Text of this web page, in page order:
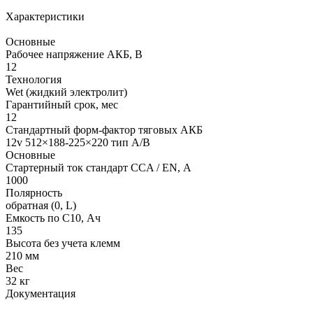
Характеристики
Основные
Рабочее напряжение АКБ, B
12
Технология
Wet (жидкий электролит)
Гарантийный срок, мес
12
Стандартный форм-фактор тяговых АКБ
12v 512×188-225×220 тип А/В
Основные
Стартерный ток стандарт CCA / EN, А
1000
Полярность
обратная (0, L)
Емкость по С10, Ач
135
Высота без учета клемм
210 мм
Вес
32 кг
Документация